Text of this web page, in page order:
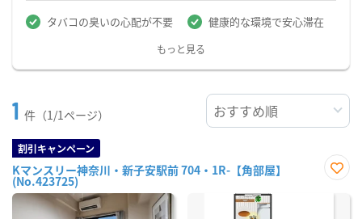
タバコの臭いの心配が不要 健康的な環境で安心滞在
もっと見る
1 件（1/1ページ）
割引キャンペーン
Kマンスリー神奈川・新子安駅前 704・1R-【角部屋】
(No.423725)
に入